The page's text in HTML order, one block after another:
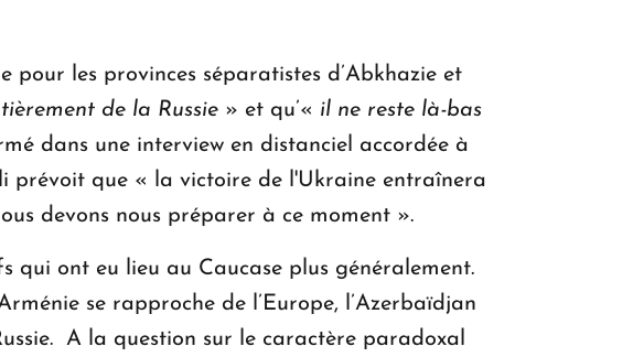
pour les provinces séparatistes d’Abkhazie et
de la Russie » et qu’« il ne reste là-bas
dans une interview en distanciel accordée à
prévoit que « la victoire de l'Ukraine entraînera
devons nous préparer à ce moment ».
qui ont eu lieu au Caucase plus généralement.
se rapproche de l’Europe, l’Azerbaïdjan
A la question sur le caractère paradoxal